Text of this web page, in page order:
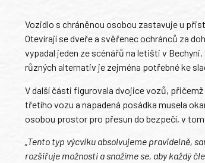
Vozidlo s chráněnou osobou zastavuje u
Otevírají se dveře a svěřenec ochránců za
vypadal jeden ze scénářů na letišti v
různých alternativ je zejména potřebné ke
V další části figurovala dvojice vozů,
třetího vozu a napadená posádka musela
osobou prostor pro přesun do bezpečí, v
„Tento typ výcviku absolvujeme pravidelně,
rozšiřuje možnosti a snažíme se, aby každý